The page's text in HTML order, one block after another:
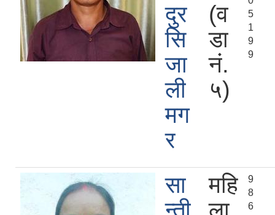
दुर
सि
जा
ली
मग
र
(व
डा
नं.
५)
5
1
9
9
सा
महि
9
8
6